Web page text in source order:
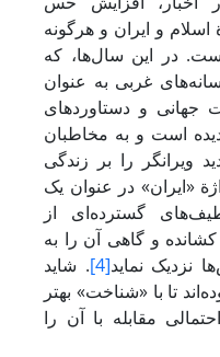
و ایران و هرگونه
در این سال‌ها، که
غربی به عنوان
جهانی و دستاوردهای
است و به مخاطبان
ویرانگر را بر زندگی
«ایران» در عنوان یک
گسترده‌ای از
و گاهی آن را به
نزدیک نماید[4]
. شاید
تا با «شناخت» بهتر
مقابله با آن را